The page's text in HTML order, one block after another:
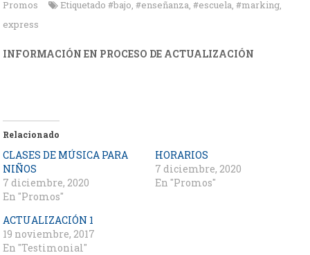
Promos
Etiquetado#bajo,#enseñanza,#escuela,#marking,
express
INFORMACIÓN EN PROCESO DE ACTUALIZACIÓN
Relacionado
CLASES DE MÚSICA PARA
NIÑOS
7 diciembre, 2020
En "Promos"
HORARIOS
7 diciembre, 2020
En "Promos"
ACTUALIZACIÓN 1
19 noviembre, 2017
En "Testimonial"